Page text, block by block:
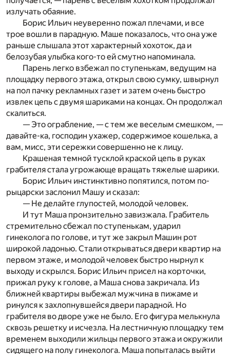
излучать обаяние.
Борис Ильич неуверенно пожал плечами, и все
трое вошли в парадную. Маше показалось, что она уже
раньше слышала этот характерный хохоток, да и
белозубая улыбка кого-то ей смутно напоминала.
Парень легко взбежал по ступенькам, ведущим на
площадку первого этажа, открыл свою сумку, швырнул
на пол пачку рекламных газет и затем очень быстро
извлек цепь с двумя шариками на концах. Он продолжал
скалиться.
— Это ограбление, — с тем же веселым смешком, —
давайте-ка, господин ухажер, содержимое кошелька, а
вам, мисс, эти сережки совершенно не к лицу.
Крашеная темной тусклой краской цепь в руках
грабителя стала угрожающе вращать тяжелые шарики.
Борис Ильич инстинктивно попятился, потом по-
рыцарски заслонил Машу и сказал:
— Не делайте глупостей, молодой человек.
И тут Маша пронзительно завизжала. Грабитель
стремительно сбежал по ступенькам, ударил
гинеколога по голове, и тут же закрыл Машин рот
широкой ладонью. Стали открываться двери квартир на
первом этаже, и молодой человек быстро нырнул к
выходу и скрылся. Борис Ильич присел на корточки,
прижал руку к голове, а Маша снова закричала. Из
ближней квартиры выбежал мужчина в пижаме и
ринулся к захлопнувшейся двери парадной. Но
грабителя во дворе уже не было. Его фигура мелькнула
сквозь решетку и исчезла. На лестничную площадку тем
временем выходили жильцы первого этажа и окружили
сидящего на полу гинеколога. Маша попыталась выйти